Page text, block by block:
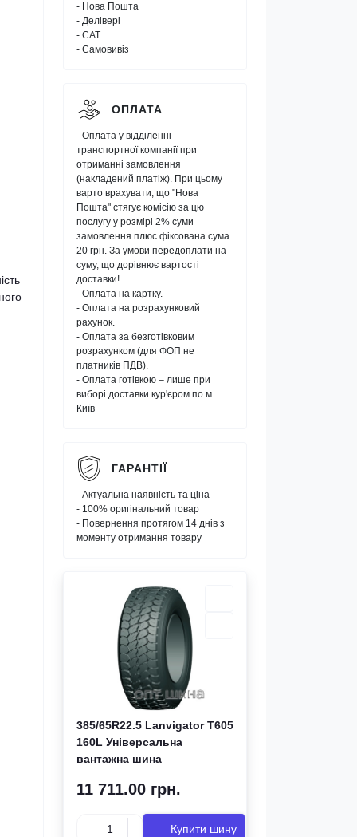
- Нова Пошта
- Делівері
- САТ
- Самовивіз
ОПЛАТА
- Оплата у відділенні
транспортної компанії при
отриманні замовлення
(накладений платіж). При цьому
варто врахувати, що "Нова
Пошта" стягує комісію за цю
послугу у розмірі 2% суми
замовлення плюс фіксована сума
20 грн. За умови передоплати на
суму, що дорівнює вартості
доставки!
- Оплата на картку.
- Оплата на розрахунковий
рахунок.
- Оплата за безготівковим
розрахунком (для ФОП не
платників ПДВ).
- Оплата готівкою – лише при
виборі доставки кур'єром по м.
Київ
ГАРАНТІЇ
- Актуальна наявність та ціна
- 100% оригінальний товар
- Повернення протягом 14 днів з
моменту отримання товару
385/65R22.5 Lanvigator T605
160L Універсальна
вантажна шина
11 711.00 грн.
Купити шину